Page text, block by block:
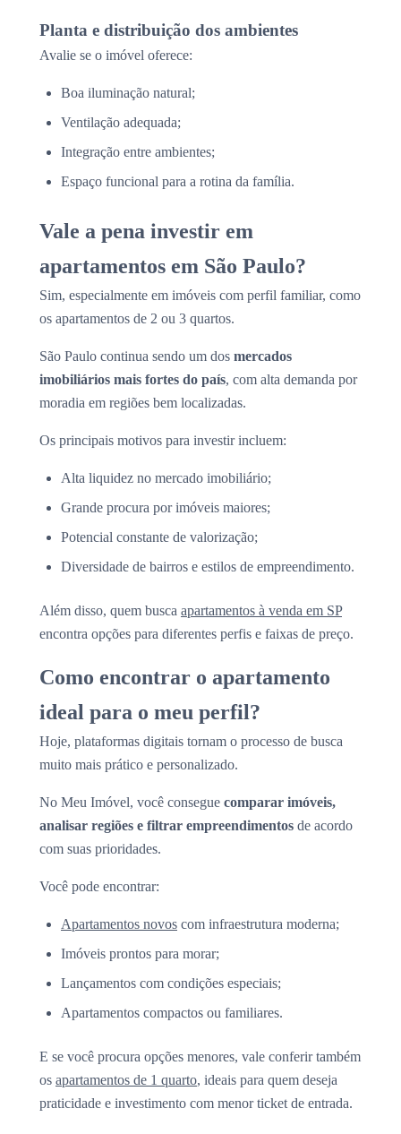
Planta e distribuição dos ambientes
Avalie se o imóvel oferece:
Boa iluminação natural;
Ventilação adequada;
Integração entre ambientes;
Espaço funcional para a rotina da família.
Vale a pena investir em
apartamentos em São Paulo?
Sim, especialmente em imóveis com perfil familiar, como
os apartamentos de 2 ou 3 quartos.
São Paulo continua sendo um dos mercados
imobiliários mais fortes do país, com alta demanda por
moradia em regiões bem localizadas.
Os principais motivos para investir incluem:
Alta liquidez no mercado imobiliário;
Grande procura por imóveis maiores;
Potencial constante de valorização;
Diversidade de bairros e estilos de empreendimento.
Além disso, quem busca apartamentos à venda em SP
encontra opções para diferentes perfis e faixas de preço.
Como encontrar o apartamento
ideal para o meu perfil?
Hoje, plataformas digitais tornam o processo de busca
muito mais prático e personalizado.
No Meu Imóvel, você consegue comparar imóveis,
analisar regiões e filtrar empreendimentos de acordo
com suas prioridades.
Você pode encontrar:
Apartamentos novos com infraestrutura moderna;
Imóveis prontos para morar;
Lançamentos com condições especiais;
Apartamentos compactos ou familiares.
E se você procura opções menores, vale conferir também
os apartamentos de 1 quarto, ideais para quem deseja
praticidade e investimento com menor ticket de entrada.